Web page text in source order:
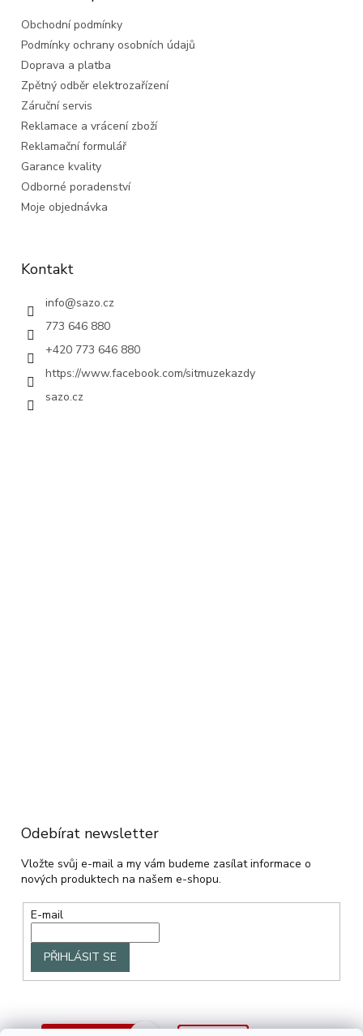
Obchodní podmínky
Podmínky ochrany osobních údajů
Doprava a platba
Zpětný odběr elektrozařízení
Záruční servis
Reklamace a vrácení zboží
Reklamační formulář
Garance kvality
Odborné poradenství
Moje objednávka
Kontakt
info@sazo.cz
773 646 880
+420 773 646 880
https://www.facebook.com/sitmuzekazdy
sazo.cz
Odebírat newsletter
Vložte svůj e-mail a my vám budeme zasílat informace o
nových produktech na našem e-shopu.
E-mail
PŘIHLÁSIT SE